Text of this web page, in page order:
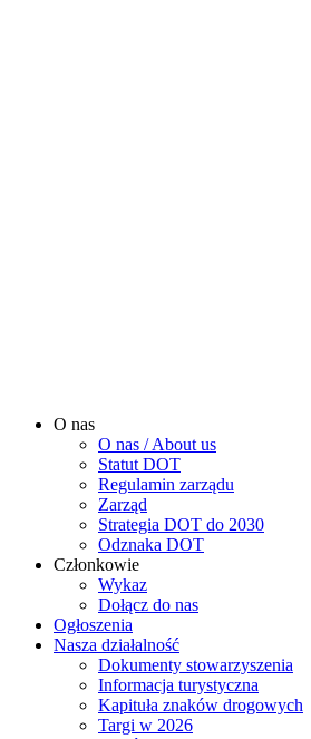
O nas
O nas / About us
Statut DOT
Regulamin zarządu
Zarząd
Strategia DOT do 2030
Odznaka DOT
Członkowie
Wykaz
Dołącz do nas
Ogłoszenia
Nasza działalność
Dokumenty stowarzyszenia
Informacja turystyczna
Kapituła znaków drogowych
Targi w 2026